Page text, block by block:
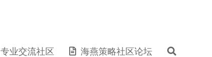
专业交流社区 海燕策略社区论坛